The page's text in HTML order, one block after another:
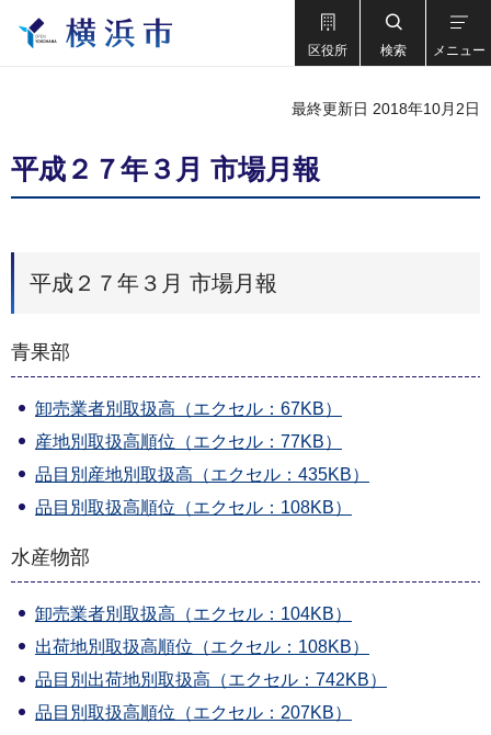
区役所 検索 メニュー
最終更新日 2018年10月2日
平成２７年３月 市場月報
平成２７年３月 市場月報
青果部
卸売業者別取扱高（エクセル：67KB）
産地別取扱高順位（エクセル：77KB）
品目別産地別取扱高（エクセル：435KB）
品目別取扱高順位（エクセル：108KB）
水産物部
卸売業者別取扱高（エクセル：104KB）
出荷地別取扱高順位（エクセル：108KB）
品目別出荷地別取扱高（エクセル：742KB）
品目別取扱高順位（エクセル：207KB）